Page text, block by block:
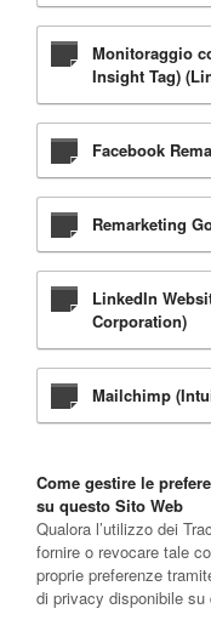
Monitoraggio
Insight Tag)
Facebook
Remarketing
LinkedIn
Corporation)
Mailchimp
Come gestire le
su questo Sito Web
Qualora l’utilizzo dei
fornire o revocare tale
proprie preferenze
di privacy disponibile su